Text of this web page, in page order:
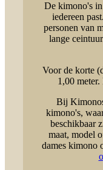
De kimono's
iedereen
personen van
lange
Voor de korte
1,00
Bij
kimono's,
beschikbaar
maat, model
dames kimono